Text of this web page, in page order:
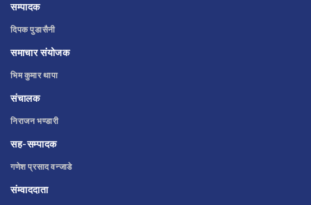
सम्पादक
दिपक पुडासैनी
समाचार संयोजक
भिम कुमार थापा
संचालक
निराजन भण्डारी
सह-सम्पादक
गणेश प्रसाद वन्जाडे
संम्वाददाता